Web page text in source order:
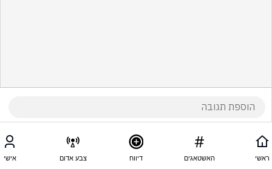
ראשי האשטאגים דיווח צבע אדום אישי